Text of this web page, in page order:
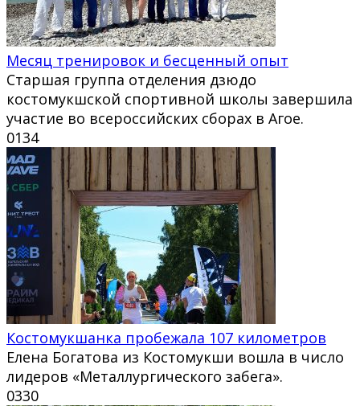
Месяц тренировок и бесценный опыт
Старшая группа отделения дзюдо
костомукшской спортивной школы завершила
участие во всероссийских сборах в Агое.
0134
Костомукшанка пробежала 107 километров
Елена Богатова из Костомукши вошла в число
лидеров «Металлургического забега».
0330